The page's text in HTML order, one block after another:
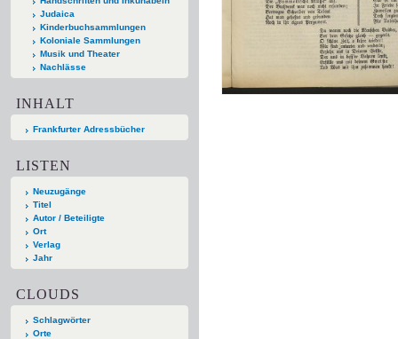
Judaica
Kinderbuchsammlungen
Koloniale Sammlungen
Musik und Theater
Nachlässe
INHALT
Frankfurter Adressbücher
LISTEN
Neuzugänge
Titel
Autor / Beteiligte
Ort
Verlag
Jahr
CLOUDS
Schlagwörter
Orte